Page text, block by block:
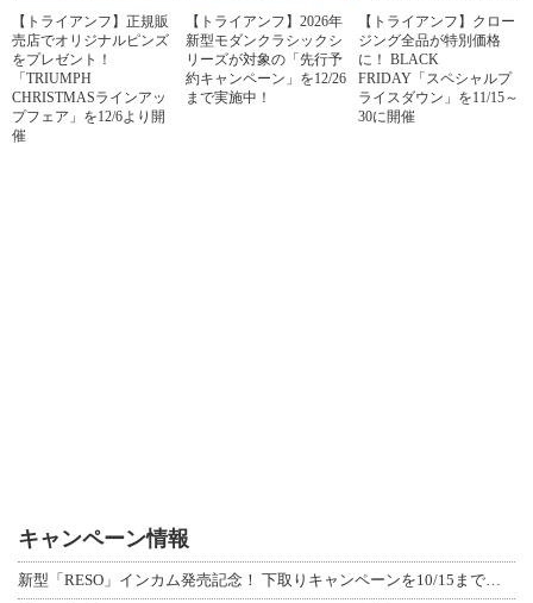
【トライアンフ】正規販
売店でオリジナルピンズ
をプレゼント！
「TRIUMPH
CHRISTMASラインアッ
プフェア」を12/6より開
催
【トライアンフ】2026年
新型モダンクラシックシ
リーズが対象の「先行予
約キャンペーン」を12/26
まで実施中！
【トライアンフ】クロー
ジング全品が特別価格
に！ BLACK
FRIDAY「スペシャルプ
ライスダウン」を11/15～
30に開催
キャンペーン情報
新型「RESO」インカム発売記念！ 下取りキャンペーンを10/15まで延長して開